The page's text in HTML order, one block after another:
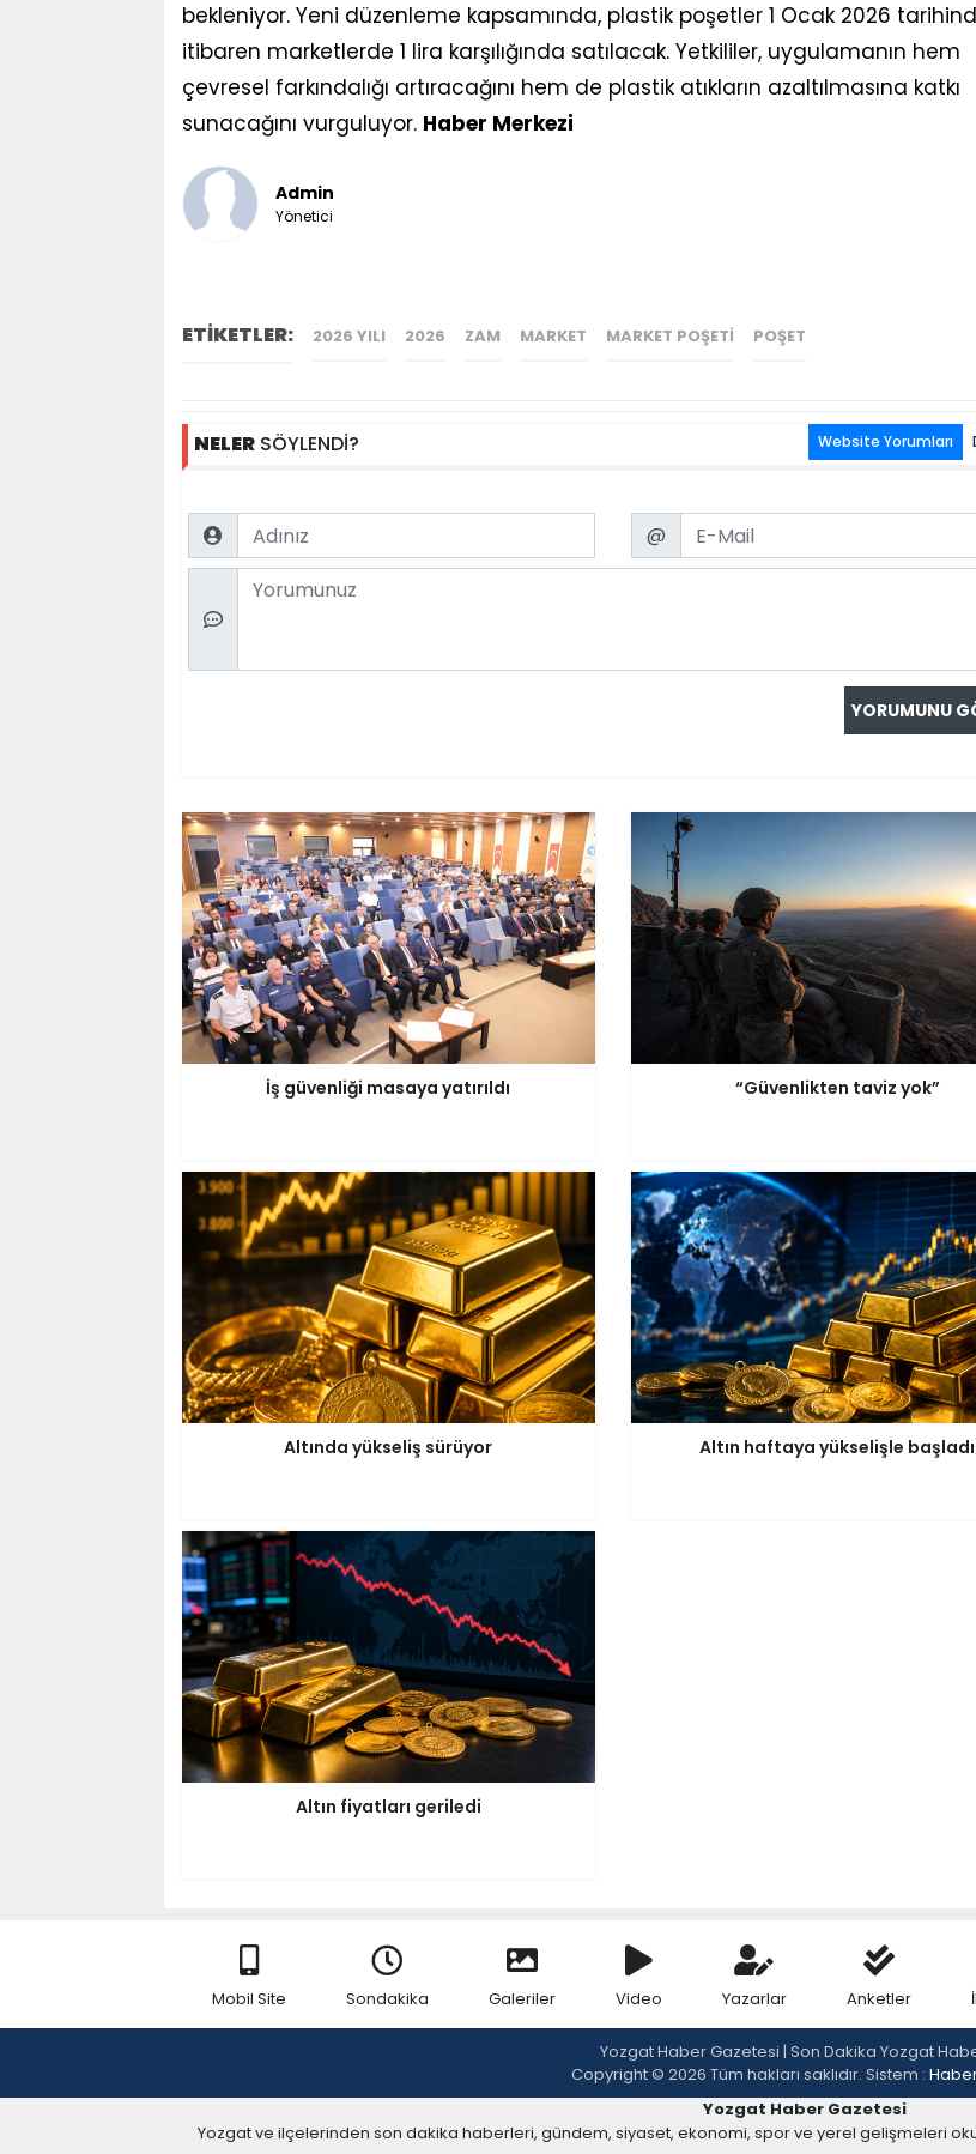
bekleniyor. Yeni düzenleme kapsamında, plastik poşetler 1 Ocak 2026
itibaren marketlerde 1 lira karşılığında satılacak. Yetkililer, uygulamanın hem
çevresel farkındalığı artıracağını hem de plastik atıkların azaltılmasına katkı
sunacağını vurguluyor. Haber Merkezi
Admin
Yönetici
ETİKETLER: 2026 YILI 2026 ZAM MARKET MARKET POŞETI POŞET
NELERSÖYLENDİ? Website Yorumları
Name Email
@
Comment
İş güvenliği masaya yatırıldı “Güvenlikten taviz yok”
Altında yükseliş sürüyor Altın haftaya yükselişle başladı
Altın fiyatları geriledi
Mobil Site Sondakika Galeriler Video Yazarlar Anketler
Yozgat Haber Gazetesi | Son Dakika Yozgat
Copyright © 2026 Tüm hakları saklıdır. Sistem : Haber
Yozgat Haber Gazetesi
Yozgat ve ilçelerinden son dakika haberleri, gündem, siyaset, ekonomi, spor ve yerel gelişmeleri